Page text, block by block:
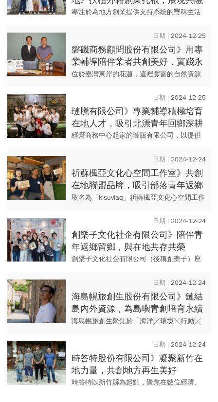
地方魅力
專注於為地方創業提供支持系統的璽秝生活
為「邸Tai Dang創生基地」，協助政府推動
在地青年創育。...
2024-12-25
磐磯商務顧問股份有限公司》用專
業輔導陪伴業者共創美好，實踐永
續花蓮
位於臺灣東岸的花蓮，這裡豐富的自然資源
點。面對這片美麗土地上的創業挑戰與機
遇，磐磯商務顧問股份有限公司...
2024-12-25
璉騰有限公司》專業輔導積極培育
在地⼈才，吸引北漂青年回鄉深耕
經營商務中心起家的璉騰有限公司，以提供
理念。參與經濟部中小企業署在地青年創育
坊補助計畫以來，璉騰不僅透...
2024-12-24
祈蘇楓亞文化心空間工作室》共創
在地聯盟品牌，吸引部落青年返鄉
創業
取名為「kisuviaq」祈蘇楓亞文化心空間工作
部落青年，為推動在地原民文化產業發展所
成立的育成基地，...
2024-12-24
創樂子文化社企有限公司》陪伴青
年返鄉留鄉，與在地共存共榮
創樂子文化社企有限公司（後稱創樂子）座
的青年志工們集結創立，以社會企業的理念
經營，陪伴在地青年返鄉留鄉...
2024-12-24
海島幌旅創生股份有限公司》鏈結
島內外資源，為島嶼青創培育永續
經營DNA
海島幌旅創生聚焦於「海洋╳環境╳行動╳
創團隊陪跑、業師交流輔導等方式，致力為
離島馬祖的海洋汙染、傳產低...
2024-12-24
時答特股份有限公司》凝聚新竹在
地力量，共創地方再生美好
時答特以新竹縣為起點，聚焦在數位經濟、